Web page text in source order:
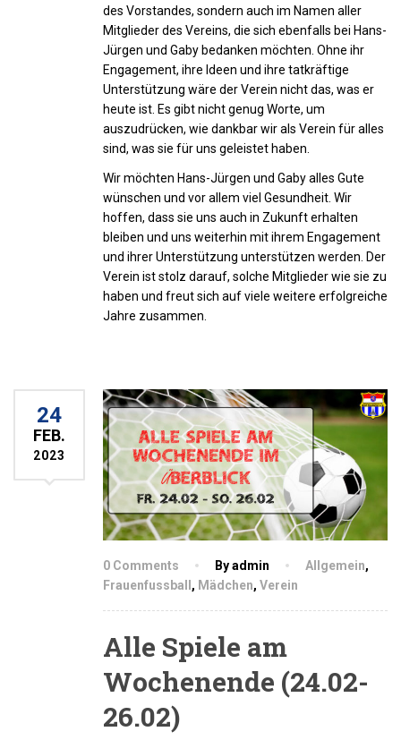
des Vorstandes, sondern auch im Namen aller
Mitglieder des Vereins, die sich ebenfalls bei Hans-
Jürgen und Gaby bedanken möchten. Ohne ihr
Engagement, ihre Ideen und ihre tatkräftige
Unterstützung wäre der Verein nicht das, was er
heute ist. Es gibt nicht genug Worte, um
auszudrücken, wie dankbar wir als Verein für alles
sind, was sie für uns geleistet haben.
Wir möchten Hans-Jürgen und Gaby alles Gute
wünschen und vor allem viel Gesundheit. Wir
hoffen, dass sie uns auch in Zukunft erhalten
bleiben und uns weiterhin mit ihrem Engagement
und ihrer Unterstützung unterstützen werden. Der
Verein ist stolz darauf, solche Mitglieder wie sie zu
haben und freut sich auf viele weitere erfolgreiche
Jahre zusammen.
24
FEB.
2023
0 Comments By admin Allgemein,
Frauenfussball , Mädchen, Verein
Alle Spiele am
Wochenende (24.02-
26.02)